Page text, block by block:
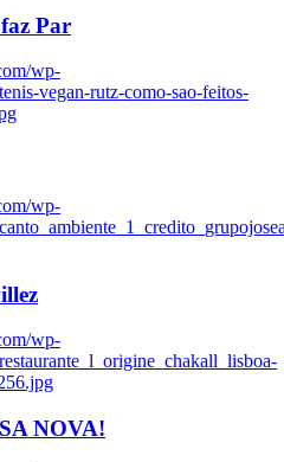
Par
wp-
vegan-rutz-como-sao-feitos-
wp-
wp-
NOVA!